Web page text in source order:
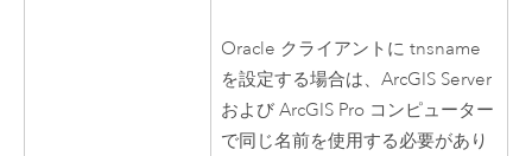
Oracle クライアントに tnsname
を設定する場合は、ArcGIS Server
およびArcGIS Pro コンピューター
で同じ名前を使用する必要があり